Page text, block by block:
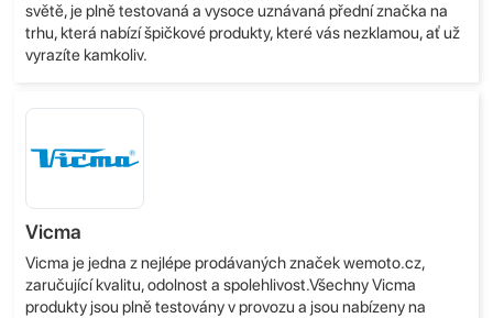
světě, je plně testovaná a vysoce uznávaná přední značka na
trhu, která nabízí špičkové produkty, které vás nezklamou, ať už
vyrazíte kamkoliv.
Vicma
Vicma je jedna z nejlépe prodávaných značek wemoto.cz,
zaručující kvalitu, odolnost a spolehlivost.Všechny Vicma
produkty jsou plně testovány v provozu a jsou nabízeny na